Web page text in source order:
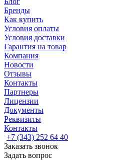
Бренды
Как купить
Условия оплаты
Условия доставки
Гарантия на товар
Компания
Новости
Отзывы
Контакты
Партнеры
Лицензии
Документы
Реквизиты
Контакты
+7 (343) 252 64 40
Заказать звонок
Задать вопрос